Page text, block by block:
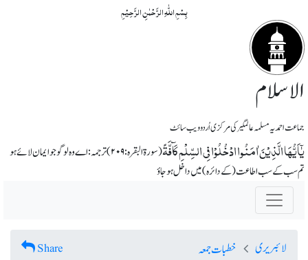
بِسۡمِ اللّٰہِ الرَّحۡمٰنِ الرَّحِیۡمِ
الاسلام
جماعت احمدیہ مسلمہ عالمگیر کی مرکزی اُردو ویب سائٹ
یٰۤاَیُّہَا الَّذِیۡنَ اٰمَنُوا ادۡخُلُوۡا فِی السِّلۡمِ کَآفَّۃً
(سورة البقرہ: ۲۰۹) ترجمہ :اے وہ لوگو جو ایمان لائے ہو
تم سب کے سب اطاعت (کے دائرہ) میں داخل ہو جاؤ
لائبریری خطبات جمعہ Share